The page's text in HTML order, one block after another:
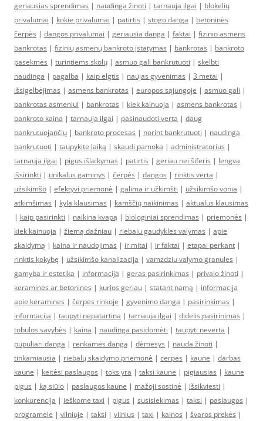
geriausias sprendimas | naudinga žinoti | tarnauja ilgai | blokelių
privalumai | kokie privalumai | patirtis | stogo danga | betoninės
čerpės | dangos privalumai | geriausia danga | faktai | fizinio asmens
bankrotas | fizinių asmenų bankroto įstatymas | bankrotas | bankroto
pasekmės | turintiems skolų | asmuo gali bankrutuoti | skelbti
naudinga | pagalba | kaip elgtis | naujas gyvenimas | 3 metai |
išsigelbėjimas | asmens bankrotas | europos sąjungoje | asmuo gali |
bankrotas asmeniui | bankrotas | kiek kainuoja | asmens bankrotas |
bankroto kaina | tarnauja ilgai | pasinaudoti verta | daug
bankrutuojančių | bankroto procesas | norint bankrutuoti | naudinga
bankrutuoti | taupykite laiką | skaudi pamoka | administratorius |
tarnauja ilgai | pigus išlaikymas | patirtis | geriau nei šiferis | lengva
išsirinkti | unikalus gaminys | čerpės | dangos | rinktis verta |
užsikimšo | efektyvi priemonė | galima ir užkimšti | užsikimšo vonia |
atkimšimas | kyla klausimas | kamščių naikinimas | aktualus klausimas
| kaip pasirinkti | naikina kvapą | biologiniai sprendimas | priemonės |
kiek kainuoja | žiemą dažniau | riebalu gaudykles valymas | apie
skaidymą | kaina ir naudojimas | ir mitai | ir faktai | etapai perkant |
rinktis kokybę | užsikimšo kanalizacija | vamzdziu valymo granules |
gamyba ir estetika | informacija | geras pasirinkimas | privalo žinoti |
keraminės ar betoninės | kurios geriau | statant namą | informacija
apie keramines | čerpės rinkoje | gyvenimo danga | pasirinkimas |
informacija | taupyti nepatartina | tarnauja ilgai | didelis pasirinimas |
tobulos savybės | kaina | naudinga pasidomėti | taupyti neverta |
pupuliari danga | renkamės dangą | dėmesys | nauda žinoti |
tinkamiausia | riebalų skaidymo priemonė | cerpes | kaune | darbas
kaune | keitėsi paslaugos | toks yra | taksi kaune | pigiausias | kaune
pigus | ką siūlo | paslaugos kaune | mažoji sostinė | išsikviesti |
konkurencija | ieškome taxi | pigus | susisiekimas | taksi | paslaugos |
programėlė | vilniuje | taksi | vilnius | taxi | kainos | švaros prekės |